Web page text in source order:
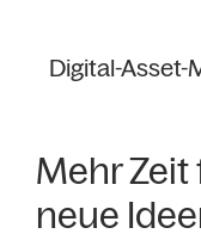
Digital-
Mehr
neue